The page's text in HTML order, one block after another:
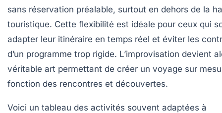
sans réservation préalable, surtout en dehors de la
touristique. Cette flexibilité est idéale pour ceux qui
adapter leur itinéraire en temps réel et éviter les
d’un programme trop rigide. L’improvisation devient
véritable art permettant de créer un voyage sur
fonction des rencontres et découvertes.
Voici un tableau des activités souvent adaptées à